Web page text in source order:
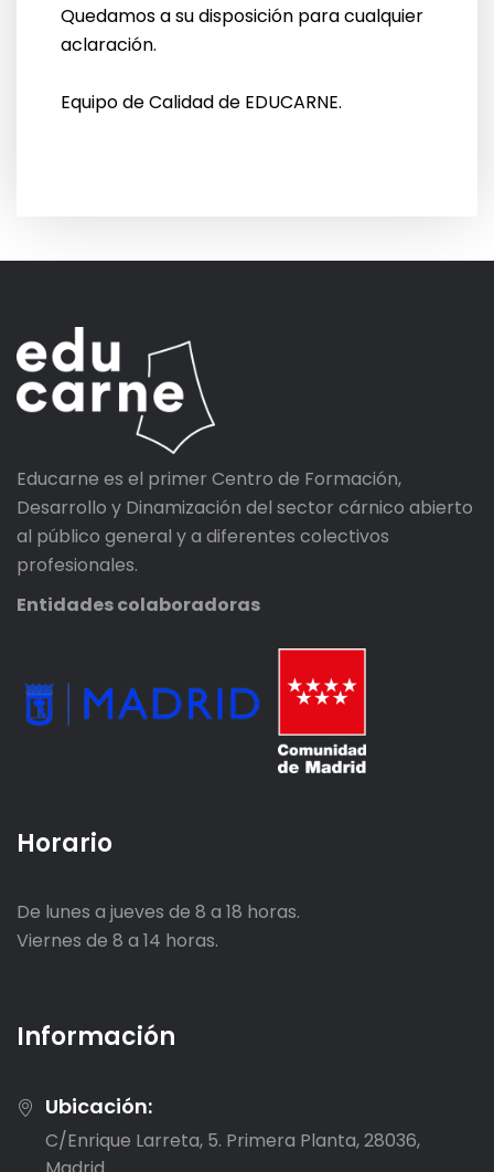
Quedamos a su disposición para cualquier
aclaración.
Equipo de Calidad de EDUCARNE.
Educarne es el primer Centro de Formación,
Desarrollo y Dinamización del sector cárnico abierto
al público general y a diferentes colectivos
profesionales.
Entidades colaboradoras
Horario
De lunes a jueves de 8 a 18 horas.
Viernes de 8 a 14 horas.
Información
Ubicación:
C/Enrique Larreta, 5. Primera Planta, 28036,